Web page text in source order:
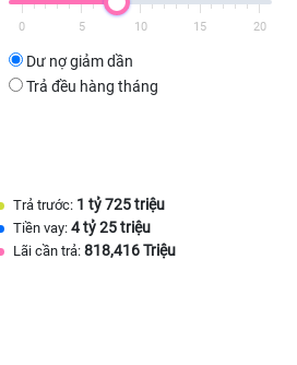
0 5 10 15 20
Dư nợ giảm dần
Trả đều hàng tháng
Trả trước: 1 tỷ 725 triệu
Tiền vay: 4 tỷ 25 triệu
Lãi cần trả: 818,416 Triệu